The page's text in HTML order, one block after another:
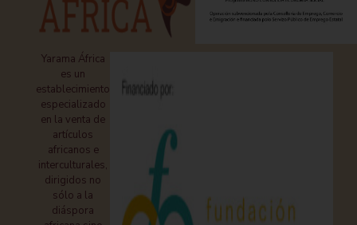
Yarama África
es un
establecimiento
especializado
en la venta de
artículos
africanos e
interculturales,
dirigidos no
sólo a la
diáspora